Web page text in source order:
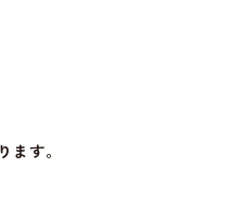
す。